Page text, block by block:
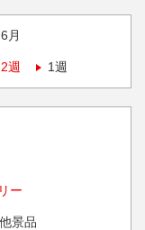
6月
2週 1週
ー
景品